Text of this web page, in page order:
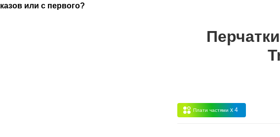
скидки зависит от стоимости вашего заказа, общая сумма заказа
или с первого?
Плати частями x 4